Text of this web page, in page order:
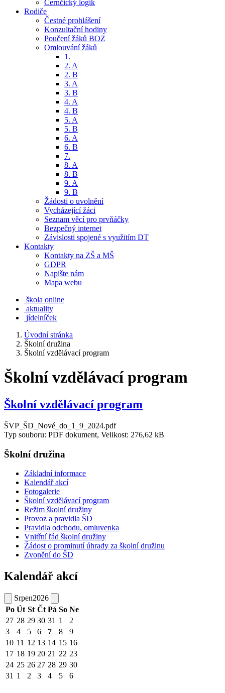
Černčický logik
Rodiče
Čestné prohlášení
Konzultační hodiny
Poučení žáků BOZ
Omlouvání žáků
1.
2. A
2. B
3. A
3. B
4. A
4. B
5. A
5. B
6. A
6. B
7.
8. A
8. B
9. A
9. B
Žádosti o uvolnění
Vycházející žáci
Seznam věcí pro prvňáčky
Bezpečný internet
Závislosti spojené s využitím DT
Kontakty
Kontakty na ZŠ a MŠ
GDPR
Napište nám
Mapa webu
škola online
aktuality
jídelníček
Úvodní stránka
Školní družina
Školní vzdělávací program
Školní vzdělávací program
Školní vzdělávací program
ŠVP_ŠD_Nové_do_1_9_2024.pdf
Typ souboru: PDF dokument, Velikost: 276,62 kB
Školní družina
Základní informace
Kalendář akcí
Fotogalerie
Školní vzdělávací program
Režim školní družiny
Provoz a pravidla ŠD
Pravidla odchodu, omluvenka
Vnitřní řád školní družiny
Žádost o prominutí úhrady za školní družinu
Zvonění do ŠD
Kalendář akcí
Srpen2026
Po Út St Čt Pá So Ne
27 28 29 30 31 1
2
3
4 5 6 7 8
9
10 11 12 13 14 15 16
17 18 19 20 21 22 23
24 25 26 27 28 29 30
31 1 2 3 4 5 6